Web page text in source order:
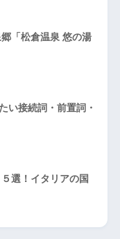
「松倉温泉 悠の湯
い接続詞・前置詞・
選！イタリアの国